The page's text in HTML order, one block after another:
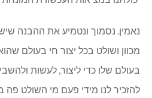
נאמין. נסמוך ונטמיע את ההבנה שיש
מכוון ושולט בכל יצור חי בעולם
בעולם שלו כדי ליצור, לעשות
להזכיר לנו מידי פעם מי השולט